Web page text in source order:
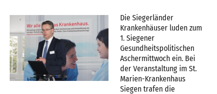
Die Siegerländer
Krankenhäuser luden zum
1. Siegener
Gesundheitspolitischen
Aschermittwoch ein. Bei
der Veranstaltung im St.
Marien-Krankenhaus
Siegen trafen die